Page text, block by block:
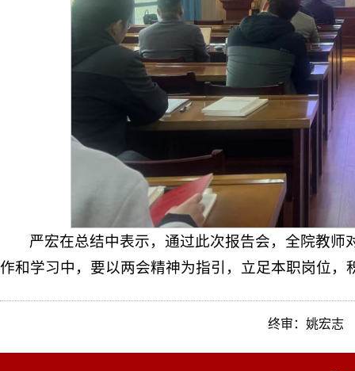
严宏在总结中表示，通过此次报告会，全院教
作和学习中，要以两会精神为指引，立足本职岗位
终审：姚宏志